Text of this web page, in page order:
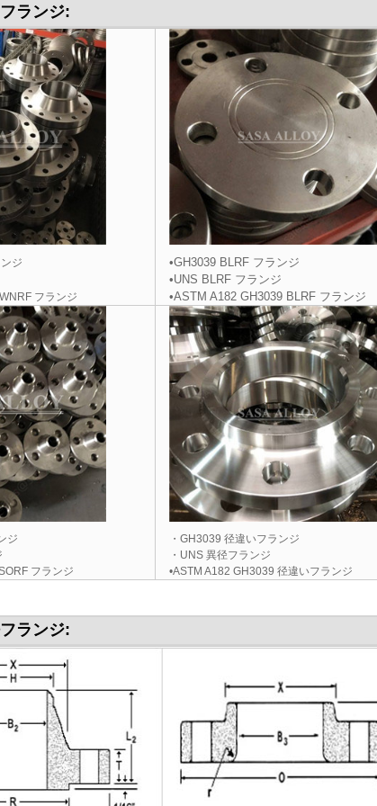
フランジ:
ジ
フランジ
•GH3039 BLRF フランジ
•UNS BLRF フランジ
•ASTM A182 GH3039 BLRF フランジ
ジ
フランジ
・GH3039 径違いフランジ
・UNS 異径フランジ
•ASTM A182 GH3039 径違いフランジ
フランジ: